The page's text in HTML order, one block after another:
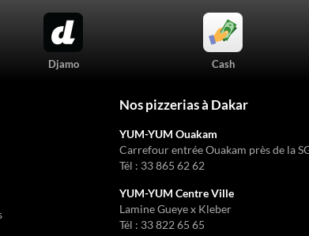
Djamo Cash
Nos pizzerias à Dakar
YUM-YUM Ouakam
Carrefour entrée Ouakam près de la
Tél : 33 865 62 62
YUM-YUM Centre Ville
Lamine Gueye x Kleber
Tél : 33 822 65 65